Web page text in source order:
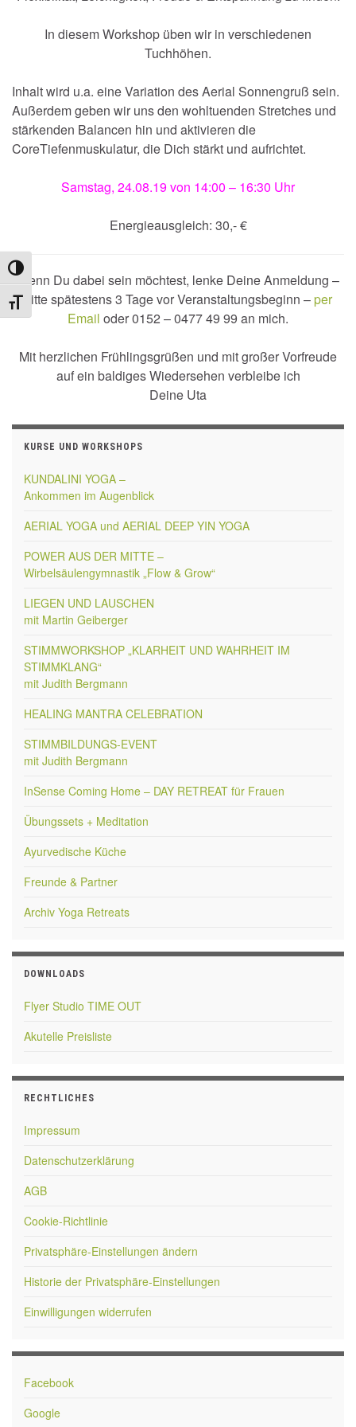
Umschalten auf hohe Kontraste
Schrift vergrößern
In diesem Workshop üben wir in verschiedenen
Tuchhöhen.
Inhalt wird u.a. eine Variation des Aerial Sonnengruß sein.
Außerdem geben wir uns den wohltuenden Stretches und
stärkenden Balancen hin und aktivieren die
CoreTiefenmuskulatur, die Dich stärkt und aufrichtet.
Samstag, 24.08.19 von 14:00 – 16:30 Uhr
Energieausgleich: 30,- €
Wenn Du dabei sein möchtest, lenke Deine Anmeldung –
bitte spätestens 3 Tage vor Veranstaltungsbeginn –per
Email oder 0152 – 0477 49 99 an mich.
Mit herzlichen Frühlingsgrüßen und mit großer Vorfreude
auf ein baldiges Wiedersehen verbleibe ich
Deine Uta
KURSE UND WORKSHOPS
KUNDALINI YOGA –
Ankommen im Augenblick
AERIAL YOGA und AERIAL DEEP YIN YOGA
POWER AUS DER MITTE –
Wirbelsäulengymnastik „Flow & Grow“
LIEGEN UND LAUSCHEN
mit Martin Geiberger
STIMMWORKSHOP „KLARHEIT UND WAHRHEIT IM
STIMMKLANG“
mit Judith Bergmann
HEALING MANTRA CELEBRATION
STIMMBILDUNGS-EVENT
mit Judith Bergmann
InSense Coming Home – DAY RETREAT für Frauen
Übungssets + Meditation
Ayurvedische Küche
Freunde & Partner
Archiv Yoga Retreats
DOWNLOADS
Flyer Studio TIME OUT
Akutelle Preisliste
RECHTLICHES
Impressum
Datenschutzerklärung
AGB
Cookie-Richtlinie
Privatsphäre-Einstellungen ändern
Historie der Privatsphäre-Einstellungen
Einwilligungen widerrufen
Facebook
Google